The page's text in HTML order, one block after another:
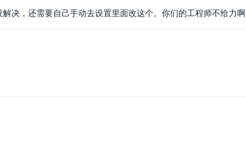
决，还需要自己手动去设置里面改这个。你们的工程师不给力啊